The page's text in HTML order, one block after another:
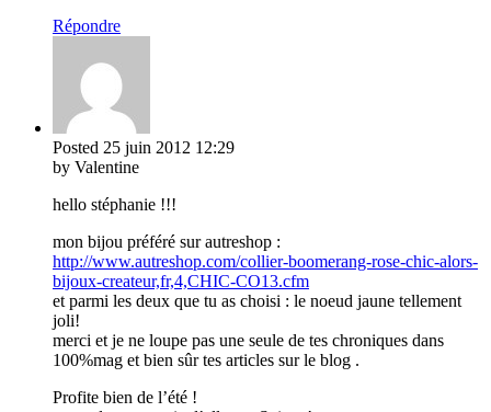
Répondre
Posted 25 juin 2012 12:29
by Valentine
hello stéphanie !!!
mon bijou préféré sur autreshop :
http://www.autreshop.com/collier-boomerang-rose-chic-alors-
bijoux-createur,fr,4,CHIC-CO13.cfm
et parmi les deux que tu as choisi : le noeud jaune tellement
joli!
merci et je ne loupe pas une seule de tes chroniques dans
100%mag et bien sûr tes articles sur le blog .
Profite bien de l’été !